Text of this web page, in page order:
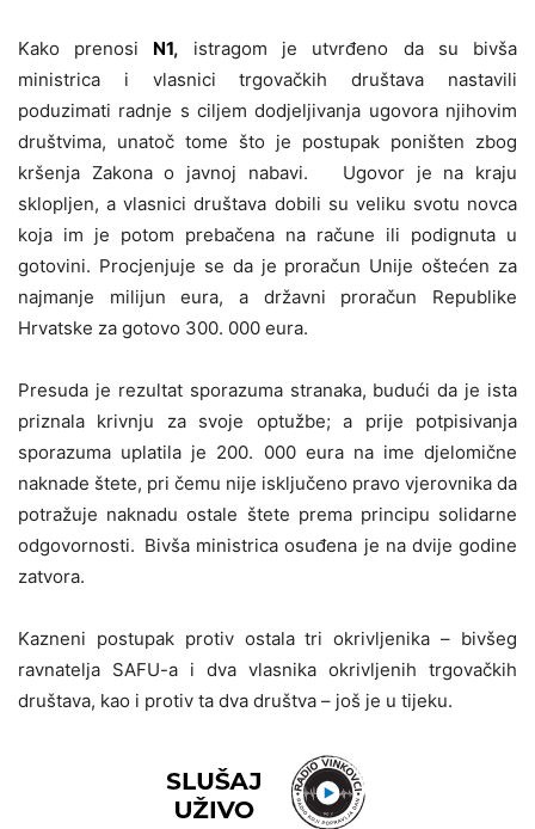
Kako prenosi N1, istragom je utvrđeno da su bivša
ministrica i vlasnici trgovačkih društava nastavili
poduzimati radnje s ciljem dodjeljivanja ugovora njihovim
društvima, unatoč tome što je postupak poništen zbog
kršenja Zakona o javnoj nabavi. Ugovor je na kraju
sklopljen, a vlasnici društava dobili su veliku svotu novca
koja im je potom prebačena na račune ili podignuta u
gotovini. Procjenjuje se da je proračun Unije oštećen za
najmanje milijun eura, a državni proračun Republike
Hrvatske za gotovo 300. 000 eura.
Presuda je rezultat sporazuma stranaka, budući da je ista
priznala krivnju za svoje optužbe; a prije potpisivanja
sporazuma uplatila je 200. 000 eura na ime djelomične
naknade štete, pri čemu nije isključeno pravo vjerovnika da
potražuje naknadu ostale štete prema principu solidarne
odgovornosti. Bivša ministrica osuđena je na dvije godine
zatvora.
Kazneni postupak protiv ostala tri okrivljenika – bivšeg
ravnatelja SAFU-a i dva vlasnika okrivljenih trgovačkih
društava, kao i protiv ta dva društva – još je u tijeku.